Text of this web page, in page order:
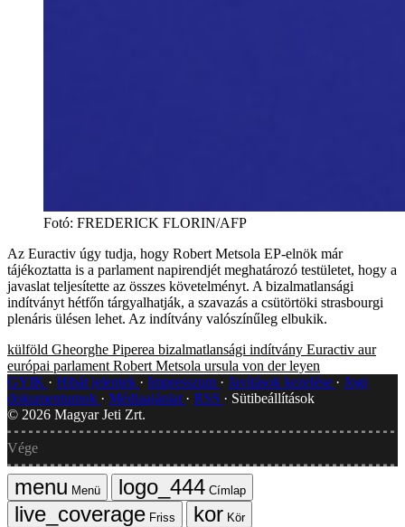
Fotó: FREDERICK FLORIN/AFP
Az Euractiv úgy tudja, hogy Robert Metsola EP-elnök már
tájékoztatta is a parlament napirendjét meghatározó testületet, hogy a
javaslat teljesítette az összes követelményt. A bizalmatlansági
indítványt hétfőn tárgyalhatják, a szavazás a csütörtöki strasbourgi
plenáris ülésen lehet. Az indítvány valószínűleg elbukik.
külföld Gheorghe Piperea bizalmatlansági indítvány Euractiv aur
európai parlament Robert Metsola ursula von der leyen
GYIK
Hibát jelentek Impresszum Javítások kezelése
Jogi
dokumentumok
Médiaajánlat RSS
Sütibeállítások
© 2026 Magyar Jeti Zrt.
Vége
Menü
Címlap
Friss
Kör